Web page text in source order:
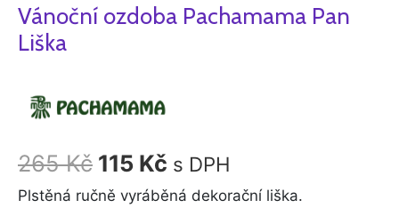
Vánoční ozdoba Pachamama Pan
Liška
265Kč 115 Kč s DPH
Plstěná ručně vyráběná dekorační liška.